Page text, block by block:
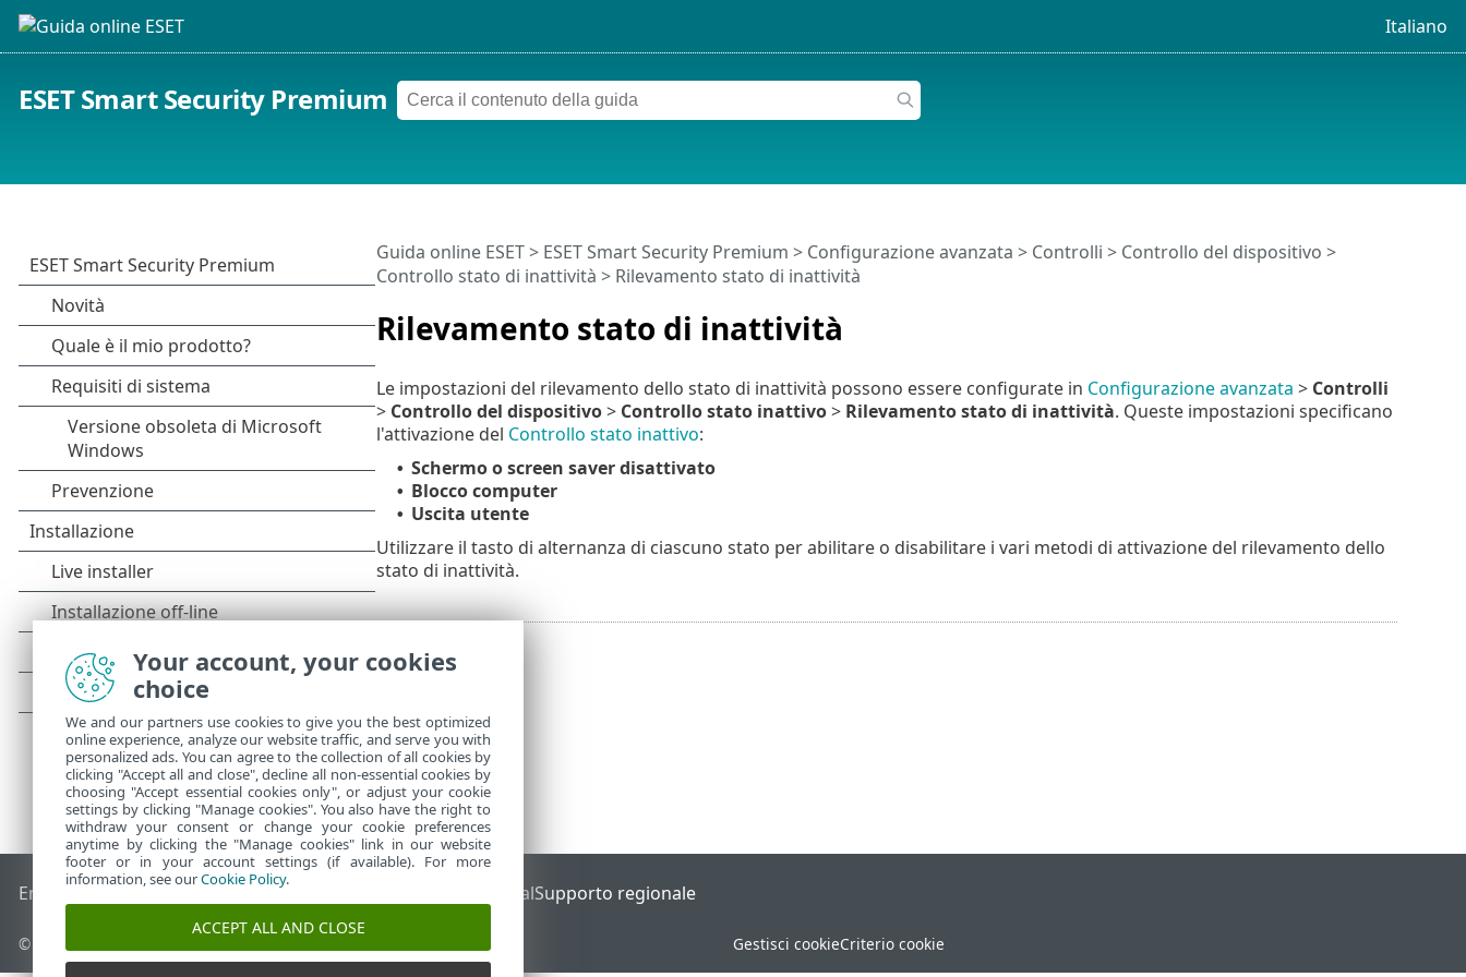
Italiano
ESET Smart Security Premium
Rilevamento stato di inattività
Guida online ESET> ESET Smart Security Premium > Configurazione avanzata > Controlli > Controllo del dispositivo >
Controllo stato di inattività > Rilevamento stato di inattività
Le impostazioni del rilevamento dello stato di inattività possono essere configurate in Configurazione avanzata > Controlli
> Controllo del dispositivo> Controllo stato inattivo> Rilevamento stato di inattività. Queste impostazioni specificano
l'attivazione del Controllo stato inattivo:
• Schermo o screen saver disattivato
• Blocco computer
• Uscita utente
Utilizzare il tasto di alternanza di ciascuno stato per abilitare o disabilitare i vari metodi di attivazione del rilevamento dello
stato di inattività.
End of Life ESET Knowledge Base ESET Status PortalSupporto regionale
© 1992 - 2025 ESET, spol. s r.o. - Tutti i diritti riservati. Gestisci cookieCriterio cookie
Your account, your cookies
choice
We and our partners use cookies to give you the best optimized
online experience, analyze our website traffic, and serve you with
personalized ads. You can agree to the collection of all cookies by
clicking "Accept all and close", decline all non-essential cookies by
choosing "Accept essential cookies only", or adjust your cookie
settings by clicking "Manage cookies". You also have the right to
withdraw your consent or change your cookie preferences
anytime by clicking the "Manage cookies" link in our website
footer or in your account settings (if available). For more
information, see ourCookie Policy.
ACCEPT ALL AND CLOSE